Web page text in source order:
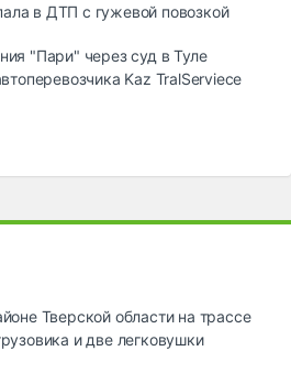
в ДТП с гужевой повозкой
"Пари" через суд в Туле
Kaz TralServiece
Тверской области на трассе
и две легковушки